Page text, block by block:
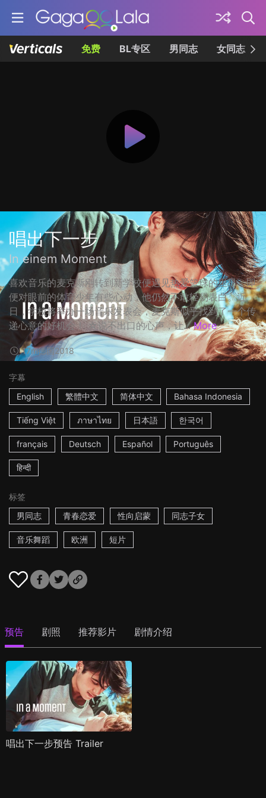
免费 BL专区 男同志 女同志
唱出下一步
In einem Moment
喜欢音乐的麦克斯刚转到新学校便遇见热爱篮球的里昂，即
便对眼前的体育少年有些心动，他仍然不敢轻易表白。近
日，学校将举办一场音乐发表会，麦克斯似乎找到了一个传
递心意的好机会！ ☆说不出口的心声，让... More
17m德国2018
字幕
English
繁體中文 简体中文 Bahasa Indonesia
Tiếng Việt ภาษาไทย 日本語 한국어
français Deutsch Español Português
हिन्दी
标签
男同志
青春恋爱 性向启蒙 同志子女
音乐舞蹈 欧洲 短片
预告 剧照 推荐影片 剧情介绍
唱出下一步预告 Trailer